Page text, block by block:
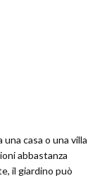
casa o una villa
abbastanza
il giardino può